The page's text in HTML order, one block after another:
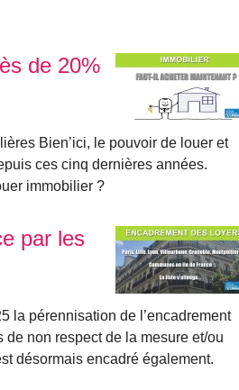
de 20%
Bien’ici, le pouvoir de louer et
ces cinq dernières années.
immobilier ?
par les
la pérennisation de l’encadrement
non respect de la mesure et/ou
désormais encadré également.